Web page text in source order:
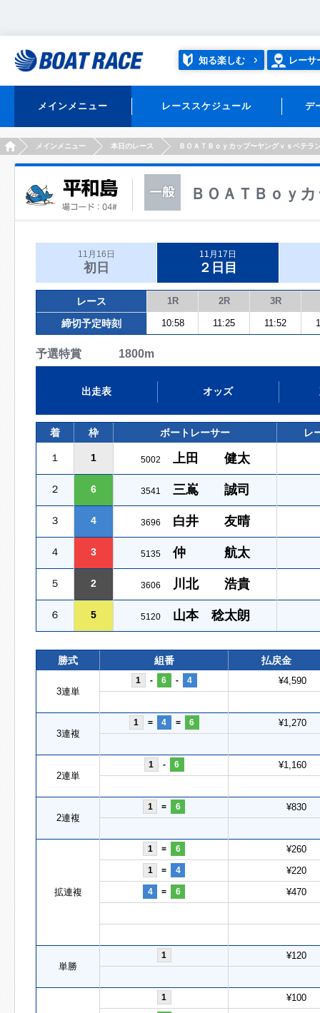
知る楽しむ レーサ
メインメニュー レーススケジュール デ
HOMEメインメニュー 本日のレース ＢＯＡＴＢｏｙカップ〜ヤングｖｓベテラ
ＢＯＡＴＢｏｙ
11月16日
初日
11月17日
２日目
レース 1R 2R 3R
締切予定時刻 10:58 11:25 11:52
予選特賞 1800m
出走表 オッズ
着 枠 ボートレーサー レ
１ 1 5002 上田 健太
２ 6 3541 三嶌 誠司
３ 4 3696 白井 友晴
４ 3 5135 仲 航太
５ 2 3606 川北 浩貴
６ 5 5120 山本 稔太朗
勝式 組番 払戻金
3連単
1 - 6 - 4 ¥4,590
3連複
1 = 4 = 6 ¥1,270
2連単
1 - 6 ¥1,160
2連複
1 = 6 ¥830
拡連複
1 = 6 ¥260
1 = 4 ¥220
4 = 6 ¥470
単勝
1 ¥120
1 ¥100